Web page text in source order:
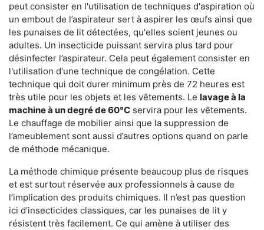
peut consister en l'utilisation de techniques d'aspiration où
un embout de l’aspirateur sert à aspirer les œufs ainsi que
les punaises de lit détectées, qu'elles soient jeunes ou
adultes. Un insecticide puissant servira plus tard pour
désinfecter l’aspirateur. Cela peut également consister en
l'utilisation d'une technique de congélation. Cette
technique qui doit durer minimum près de 72 heures est
très utile pour les objets et les vêtements. Le lavage à la
machine à un degré de 60°C servira pour les vêtements.
Le chauffage de mobilier ainsi que la suppression de
l’ameublement sont aussi d’autres options quand on parle
de méthode mécanique.
La méthode chimique présente beaucoup plus de risques
et est surtout réservée aux professionnels à cause de
l’implication des produits chimiques. Il n’est pas question
ici d’insecticides classiques, car les punaises de lit y
résistent très facilement. Ce qui amène à utiliser des